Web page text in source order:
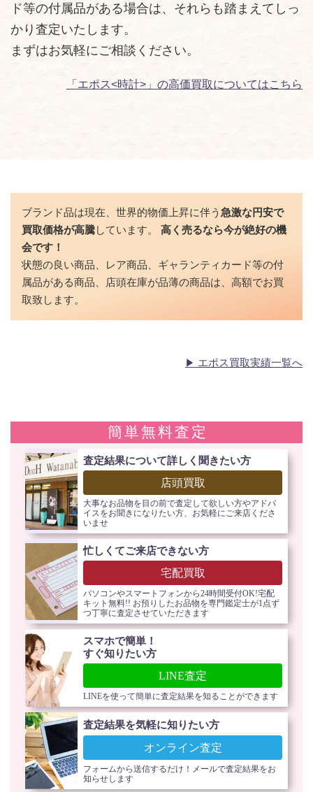
ド等の付属品がある場合は、それらも踏まえてしっ
かり査定いたします。
まずはお気軽にご相談ください。
「エポス<時計>」の高価買取についてはこちら
ブランド品は現在、世界的物価上昇に伴う 急激な円安で
買取価格が高騰しています。 高く売るなら今が絶好の機
会です！
状態の良い商品、レア商品、ギャランティカード等の付
属品がある商品、店頭在庫が品薄の商品は、高額でお買
取致します。
エポス買取実績一覧へ
簡単無料査定
査定結果について詳しく聞きたい方
店頭買取
大事なお品物を目の前で査定して欲しい方やアドバ
イスをお聞きになりたい方、お気軽にご来店くださ
いませ
忙しくてご来店できない方
宅配買取
パソコンやスマートフォンから24時間受付OK!宅配
キット無料!! お預りしたお品物を専門鑑定士が1点ず
つ丁寧に査定させていただきます
スマホで簡単！
すぐ知りたい方
LINE査定
LINEを使って簡単に査定結果を知ることができます
査定結果を気軽に知りたい方
オンライン査定
フォームから送信するだけ！メールで査定結果をお
知らせします